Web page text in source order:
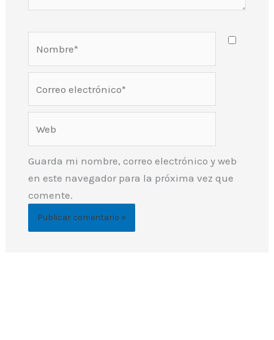
electrónico*
Guarda mi nombre, correo electrónico y web
en este navegador para la próxima vez que
comente.